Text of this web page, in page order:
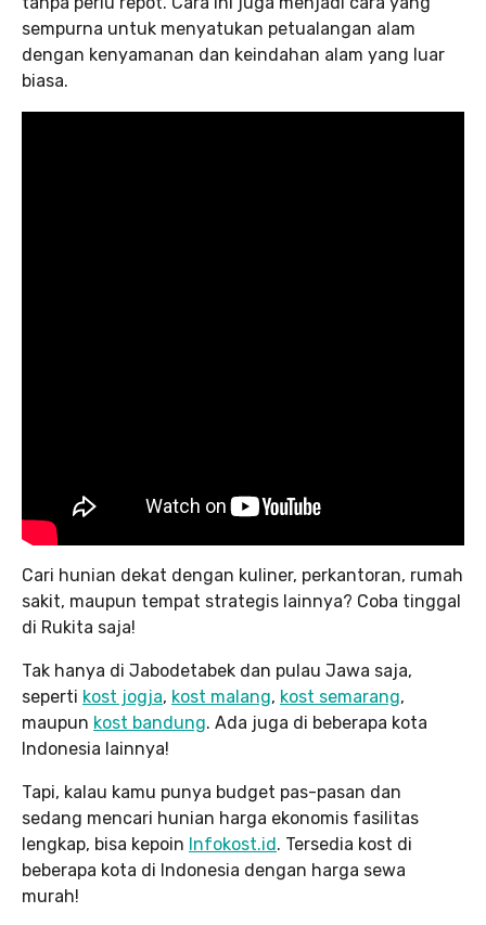
sempurna untuk menyatukan petualangan alam
dengan kenyamanan dan keindahan alam yang luar
biasa.
Cari hunian dekat dengan kuliner, perkantoran, rumah
sakit, maupun tempat strategis lainnya? Coba tinggal
di Rukita saja!
Tak hanya di Jabodetabek dan pulau Jawa saja,
seperti kost jogja, kost malang, kost semarang,
maupun kost bandung. Ada juga di beberapa kota
Indonesia lainnya!
Tapi, kalau kamu punya budget pas-pasan dan
sedang mencari hunian harga ekonomis fasilitas
lengkap, bisa kepoin Infokost.id. Tersedia kost di
beberapa kota di Indonesia dengan harga sewa
murah!